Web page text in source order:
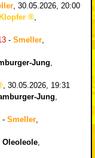
30.05.2026, 20:00
Klopfer
- Smeller
Jung
30.05.2026, 19:31
Jung
- Smeller
Oleoleole